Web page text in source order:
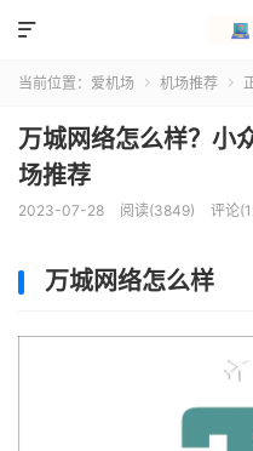

当前位置： 爱机场  机场推荐 
万城网络怎么样？
场推荐
2023-07-28 阅读(3849) 评论
万城网络怎么样